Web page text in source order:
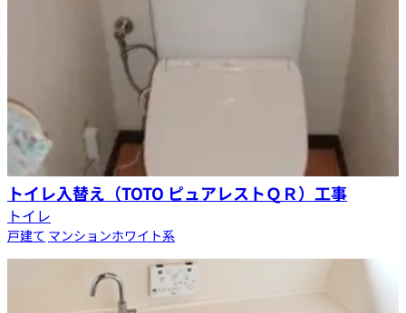
トイレ入替え（TOTO ピュアレストＱＲ）工事
トイレ
戸建て マンションホワイト系